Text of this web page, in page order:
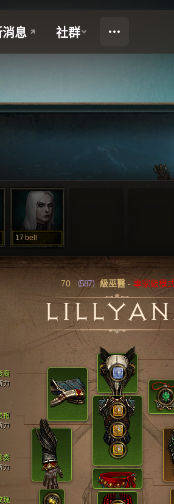
17 bell
70 （587）級巫醫 - 專家級模
袍
力
奏
力
裔
力
瑰